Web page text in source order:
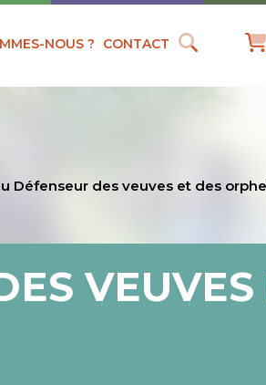
NOUS ? CONTACT
Défenseur des veuves et des
VEUVES